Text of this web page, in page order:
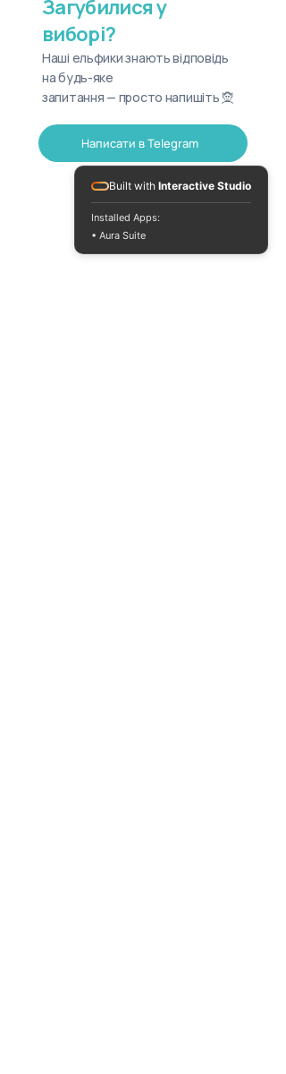
Загубилися у
виборі?
Наші ельфики знають відповідь
на будь-яке
запитання — просто напишіть 🧝
Написати в Telegram
Built with Interactive Studio
Installed Apps:
• Aura Suite